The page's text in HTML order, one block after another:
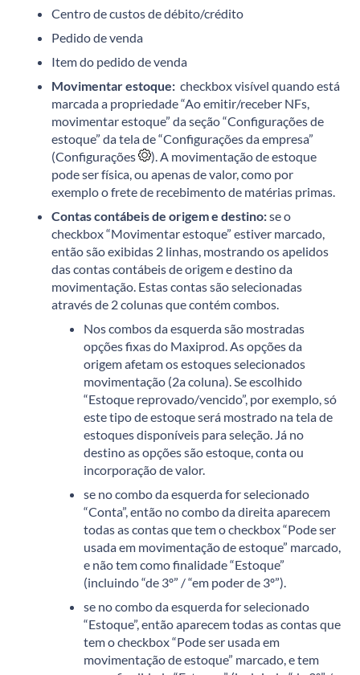
Centro de custos de débito/crédito
Pedido de venda
Item do pedido de venda
Movimentar estoque: checkbox visível quando está
marcada a propriedade “Ao emitir/receber NFs,
movimentar estoque” da seção “Configurações de
estoque” da tela de “Configurações da empresa”
(Configurações
). A movimentação de estoque
pode ser física, ou apenas de valor, como por
exemplo o frete de recebimento de matérias primas.
Contas contábeis de origem e destino:se o
checkbox “Movimentar estoque” estiver marcado,
então são exibidas 2 linhas, mostrando os apelidos
das contas contábeis de origem e destino da
movimentação. Estas contas são selecionadas
através de 2 colunas que contém combos.
Nos combos da esquerda são mostradas
opções fixas do Maxiprod. As opções da
origem afetam os estoques selecionados
movimentação (2a coluna). Se escolhido
“Estoque reprovado/vencido”, por exemplo, só
este tipo de estoque será mostrado na tela de
estoques disponíveis para seleção. Já no
destino as opções são estoque, conta ou
incorporação de valor.
se no combo da esquerda for selecionado
“Conta”, então no combo da direita aparecem
todas as contas que tem o checkbox “Pode ser
usada em movimentação de estoque” marcado,
e não tem como finalidade “Estoque”
(incluindo “de 3º” / “em poder de 3º”).
se no combo da esquerda for selecionado
“Estoque”, então aparecem todas as contas que
tem o checkbox “Pode ser usada em
movimentação de estoque” marcado, e tem